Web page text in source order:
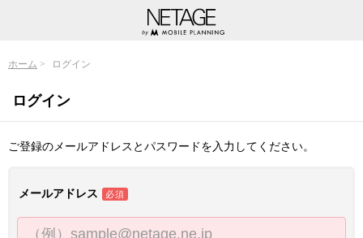
ホーム ログイン
ログイン
ご登録のメールアドレスとパスワードを入力してください。
メールアドレス 必須